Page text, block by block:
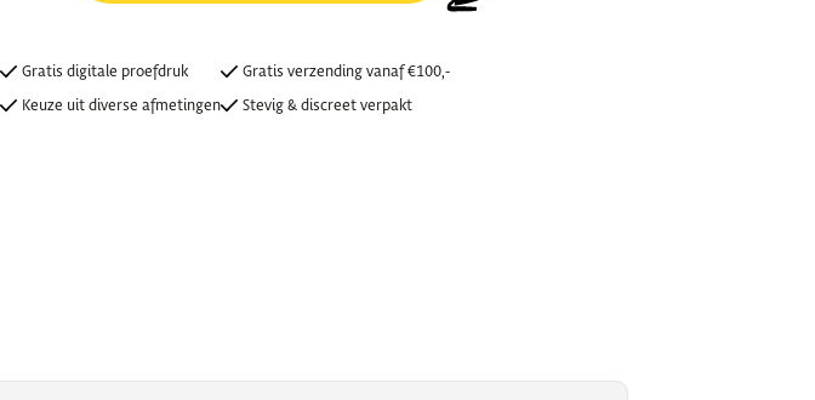
Gratis digitale proefdruk
Keuze uit diverse afmetingen
Gratis verzending vanaf €100,-
Stevig & discreet verpakt